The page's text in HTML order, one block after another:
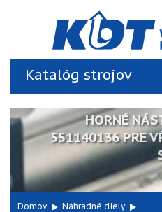
Katalóg strojov
HORNÉ
551140136 PRE
Domov
Náhradné diely